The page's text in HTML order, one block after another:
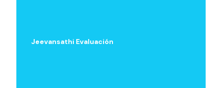
Jeevansathi Evaluación